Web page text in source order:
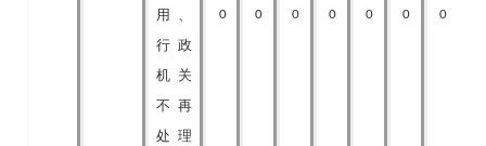
用、
行政
机关
不再
处理
0 0 0 0 0 0 0